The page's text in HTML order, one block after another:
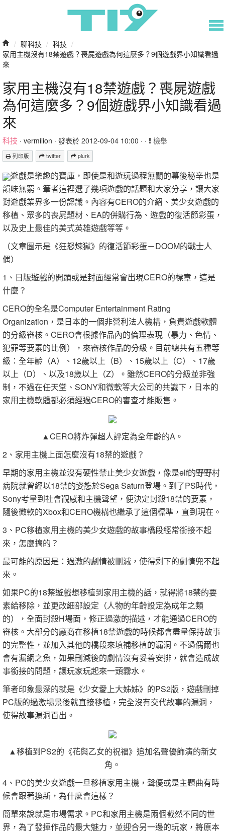
/ 聊科技 / 科技 /
家用主機沒有18禁遊戲？喪屍遊戲為何這麼多？9個遊戲界小知識看過
來
家用主機沒有18禁遊戲？喪屍遊戲
為何這麼多？9個遊戲界小知識看過
來
科技 · vermilion · 發表於 2012-09-04 10:00 · · 檢舉
列印版 twitter plurk
遊戲是樂趣的寶庫，即使是和遊玩過程無關的幕後秘辛也是
韻味無窮。筆者這裡選了幾項遊戲的話題和大家分享，讓大家
對遊戲業界多一份認識。內容有CERO的介紹、美少女遊戲的
移植、眾多的喪屍題材、EA的併購行為、遊戲的復活節彩蛋，
以及史上最佳的美式英雄遊戲等等。
（文章圖示是《狂怒煉獄》的復活節彩蛋－DOOM的戰士人
偶）
1、日版遊戲的開頭或是封面經常會出現CERO的標章，這是
什麼？
CERO的全名是Computer Entertainment Rating
Organization，是日本的一個非營利法人機構，負責遊戲軟體
的分級審核。CERO會根據作品內的倫理表現（暴力、色情、
犯罪等要素的比例），來審核作品的分級。目前總共有五種等
級：全年齡（A）、12歲以上（B）、15歲以上（C）、17歲
以上（D）、以及18歲以上（Z）。雖然CERO的分級並非強
制，不過在任天堂、SONY和微軟等大公司的共識下，日本的
家用主機軟體都必須經過CERO的審查才能販售。
▲CERO將炸彈超人評定為全年齡的A。
2、家用主機上面怎麼沒有18禁的遊戲？
早期的家用主機並沒有硬性禁止美少女遊戲，像是elf的野野村
病院就曾經以18禁的姿態於Sega Saturn登場。到了PS時代，
Sony考量到社會觀感和主機聲望，便決定封殺18禁的要素，
隨後微軟的Xbox和CERO機構也繼承了這個標準，直到現在。
3、PC移植家用主機的美少女遊戲的故事橋段經常銜接不起
來，怎麼搞的？
最可能的原因是：過激的劇情被刪減，使得剩下的劇情兜不起
來。
如果PC的18禁遊戲想移植到家用主機的話，就得將18禁的要
素給移除，並更改細部設定（人物的年齡設定為成年之類
的），全面封殺H場面，修正過激的描述，才能通過CERO的
審核。大部分的廠商在移植18禁遊戲的時候都會盡量保持故事
的完整性，並加入其他的橋段來填補移植的漏洞。不過偶爾也
會有漏網之魚，如果刪減後的劇情沒有妥善安排，就會造成故
事銜接的問題，讓玩家玩起來一頭霧水。
筆者印象最深的就是《少女愛上大姊姊》的PS2版，遊戲刪掉
PC版的過激場景後就直接移植，完全沒有交代故事的漏洞，
使得故事漏洞百出。
▲移植到PS2的《花與乙女的祝福》追加名聲優飾演的新女
角。
4、PC的美少女遊戲一旦移植家用主機，聲優或是主題曲有時
候會跟著換新，為什麼會這樣？
簡單來說就是市場需求。PC和家用主機是兩個截然不同的世
界，為了發揮作品的最大魅力，並迎合另一邊的玩家，將原本